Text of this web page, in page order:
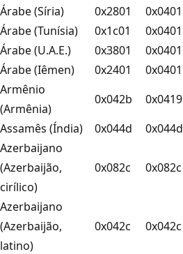
Árabe (Síria)
0x2801 0x0401
Árabe (Tunísia)
0x1c01 0x0401
Árabe (U.A.E.)
0x3801 0x0401
Árabe (Iêmen)
0x2401 0x0401
Armênio
(Armênia)
0x042b 0x0419
Assamês (Índia)
0x044d 0x044d
Azerbaijano
(Azerbaijão,
cirílico)
0x082c 0x082c
Azerbaijano
(Azerbaijão,
latino)
0x042c 0x042c